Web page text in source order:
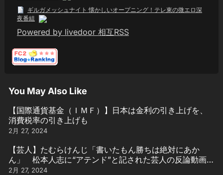
ギルガメッシュナイト 懐かしいオープニング！テレ東の微エロ深
夜番組
Powered by livedoor 相互RSS
You May Also Like
【国際通貨基金（ＩＭＦ）】日本は金利の引き上げを、
消費税率の引き上げも
2月 27, 2024
【芸人】たむらけんじ「書いたもん勝ちは絶対にあか
ん」 松本人志に“アテンド”と記された芸人の反論動画引
用
2月 27, 2024